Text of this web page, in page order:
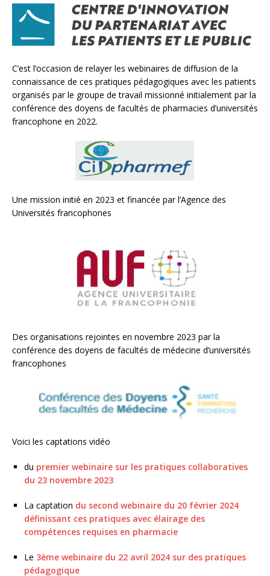
C’est l’occasion de relayer les webinaires de diffusion de la
connaissance de ces pratiques pédagogiques avec les patients
organisés par le groupe de travail missionné initialement par la
conférence des doyens de facultés de pharmacies d’universités
francophone en 2022.
Une mission initié en 2023 et financée par l’Agence des
Universités francophones
Des organisations rejointes en novembre 2023 par la
conférence des doyens de facultés de médecine d’universités
francophones
Voici les captations vidéo
du premier webinaire sur les pratiques collaboratives
du 23 novembre 2023
La captation du second webinaire du 20 février 2024
définissant ces pratiques avec élairage des
compétences requises en pharmacie
Le 3ème webinaire du 22 avril 2024 sur des pratiques
pédagogique